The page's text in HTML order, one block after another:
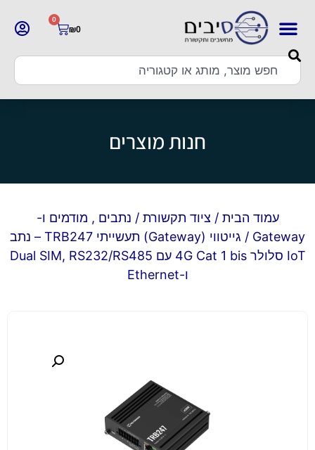
₪0
0
חנות מוצרים
עמוד הבית / ציוד תקשורת / נתבים , מודמים ו-
Gateway
/ גייטווי (Gateway) תעשייתי TRB247 – נתב
IoT סלולר 4G Cat 1 bis עם Dual SIM, RS232/RS485
ו-Ethernet